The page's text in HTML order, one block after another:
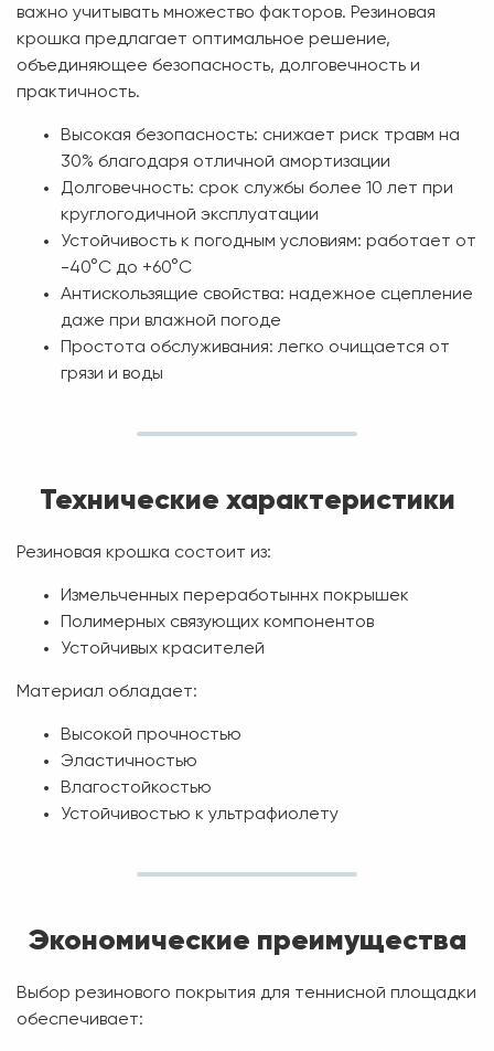
важно учитывать множество факторов. Резиновая
крошка предлагает оптимальное решение,
объединяющее безопасность, долговечность и
практичность.
Высокая безопасность: снижает риск травм на
30% благодаря отличной амортизации
Долговечность: срок службы более 10 лет при
круглогодичной эксплуатации
Устойчивость к погодным условиям: работает от
-40°C до +60°C
Антискользящие свойства: надежное сцепление
даже при влажной погоде
Простота обслуживания: легко очищается от
грязи и воды
Технические характеристики
Резиновая крошка состоит из:
Измельченных переработыннх покрышек
Полимерных связующих компонентов
Устойчивых красителей
Материал обладает:
Высокой прочностью
Эластичностью
Влагостойкостью
Устойчивостью к ультрафиолету
Экономические преимущества
Выбор резинового покрытия для теннисной площадки
обеспечивает: